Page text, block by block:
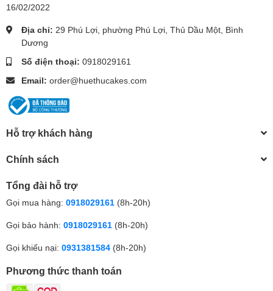
16/02/2022
Địa chỉ: 29 Phú Lợi, phường Phú Lợi, Thủ Dầu Một, Bình
Dương
Số điện thoại: 0918029161
Email: order@huethucakes.com
Hỗ trợ khách hàng
Chính sách
Tổng đài hỗ trợ
Gọi mua hàng: 0918029161 (8h-20h)
Gọi bảo hành: 0918029161 (8h-20h)
Gọi khiếu nại: 0931381584 (8h-20h)
Phương thức thanh toán